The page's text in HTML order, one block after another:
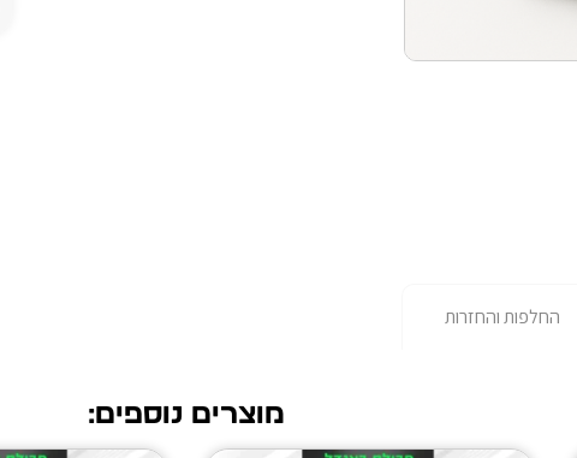
החלפות והחזרות
מוצרים נוספים: